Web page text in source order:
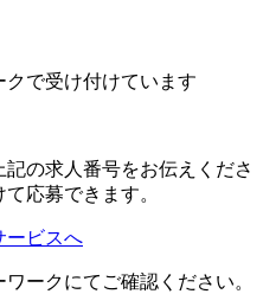
で受け付けています
の求人番号をお伝えくださ
応募できます。
ービスへ
ークにてご確認ください。